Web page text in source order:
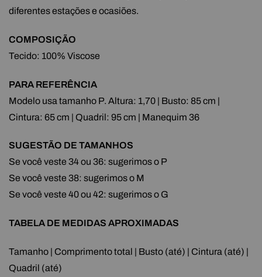
diferentes estações e ocasiões.
COMPOSIÇÃO
Tecido: 100% Viscose
PARA REFERÊNCIA
Modelo usa tamanho P. Altura: 1,70 | Busto: 85 cm |
Cintura: 65 cm | Quadril: 95 cm | Manequim 36
SUGESTÃO DE TAMANHOS
Se você veste 34 ou 36: sugerimos o P
Se você veste 38: sugerimos o M
Se você veste 40 ou 42: sugerimos o G
TABELA DE MEDIDAS APROXIMADAS
Tamanho | Comprimento total | Busto (até) | Cintura (até) |
Quadril (até)